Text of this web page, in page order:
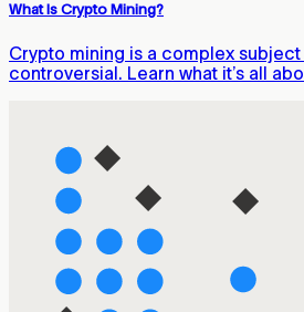
What Is Crypto Mining?
Crypto mining is a complex
controversial. Learn what it’s all